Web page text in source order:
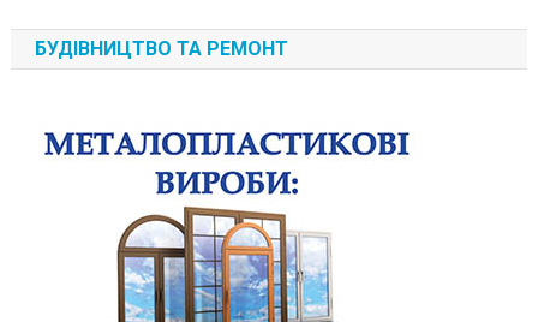
БУДІВНИЦТВО ТА РЕМОНТ